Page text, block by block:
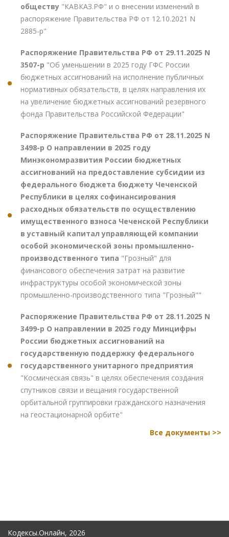
обществу "КАВКАЗ.РФ" и о внесении изменений в
распоряжение Правительства РФ от 12.10.2021 N
2885-р"
Распоряжение Правительства РФ от 29.11.2025 N
3507-р "Об уменьшении в 2025 году ГФС России
бюджетных ассигнований на исполнение публичных
нормативных обязательств, в целях направления их
на увеличение бюджетных ассигнований резервного
фонда Правительства Российской Федерации"
Распоряжение Правительства РФ от 28.11.2025 N
3498-р О направлении в 2025 году
Минэкономразвития России бюджетных
ассигнований на предоставление субсидии из
федерального бюджета бюджету Чеченской
Республики в целях софинансирования
расходных обязательств по осуществлению
имущественного взноса Чеченской Республики
в уставный капитал управляющей компании
особой экономической зоны промышленно-
производственного типа "Грозный" для
финансового обеспечения затрат на развитие
инфраструктуры особой экономической зоны
промышленно-производственного типа "Грозный""
Распоряжение Правительства РФ от 28.11.2025 N
3499-р О направлении в 2025 году Минцифры
России бюджетных ассигнований на
государственную поддержку федерального
государственного унитарного предприятия
"Космическая связь" в целях обеспечения создания
спутников связи и вещания государственной
орбитальной группировки гражданского назначения
на геостационарной орбите"
Все документы >>
Кодексы.Онлайн, 2026